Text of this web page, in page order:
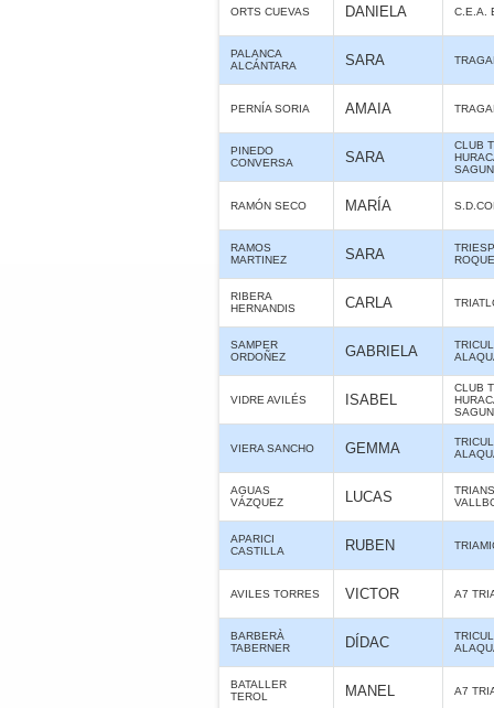
ORTS CUEVAS DANIELA C.E.A.
PALANCA
ALCÁNTARA
SARA
PERNÍA SORIA AMAIA
PINEDO
CONVERSA
SARA
CLUB
RAMÓN SECO MARÍA
RAMOS
MARTINEZ
SARA
RIBERA
HERNANDIS
CARLA
SAMPER
ORDOÑEZ
GABRIELA
VIDRE AVILÉS ISABEL
CLUB
VIERA SANCHO GEMMA
AGUAS
VÁZQUEZ
LUCAS
APARICI
CASTILLA
RUBEN
AVILES TORRES VICTOR A7
BARBERÀ
TABERNER
DÍDAC
BATALLER
TEROL
MANEL A7